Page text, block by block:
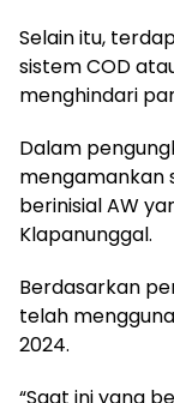
Selain itu,
sistem COD
menghindari
Dalam
mengamankan
berinisial AW
Klapanunggal.
Berdasarkan
telah
2024.